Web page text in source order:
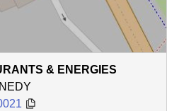
& ENERGIES